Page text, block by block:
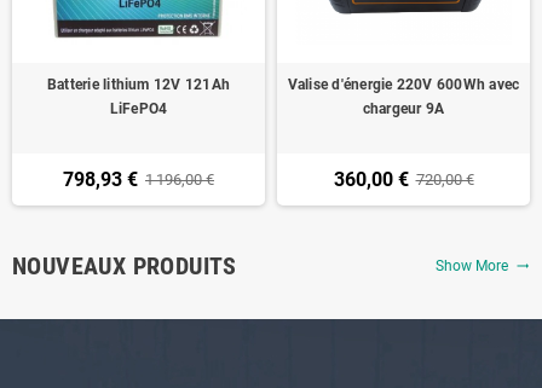
Batterie lithium 12V 121Ah
LiFePO4
798,93 € 1 196,00 €
Valise d'énergie 220V 600Wh avec
chargeur 9A
360,00 € 720,00 €
NOUVEAUX PRODUITS Show More trending_flat